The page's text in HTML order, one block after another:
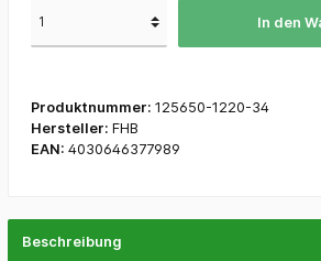
In den
Produktnummer: 125650-1220-34
Hersteller: FHB
EAN: 4030646377989
Beschreibung